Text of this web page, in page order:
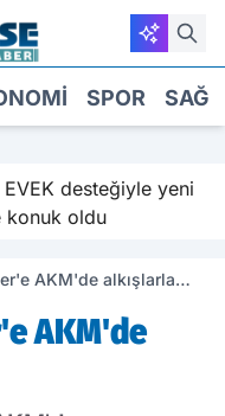
SPOR
desteğiyle yeni
oldu
AKM'de alkışlarla
AKM'de